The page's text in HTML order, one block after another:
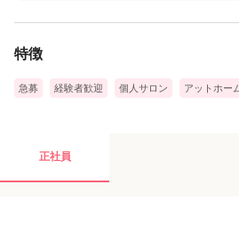
特徴
急募 経験者歓迎 個人サロン アットホー
正社員